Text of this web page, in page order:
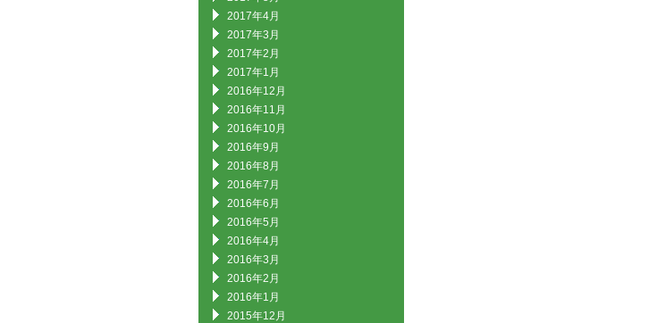
2017年4月
2017年3月
2017年2月
2017年1月
2016年12月
2016年11月
2016年10月
2016年9月
2016年8月
2016年7月
2016年6月
2016年5月
2016年4月
2016年3月
2016年2月
2016年1月
2015年12月